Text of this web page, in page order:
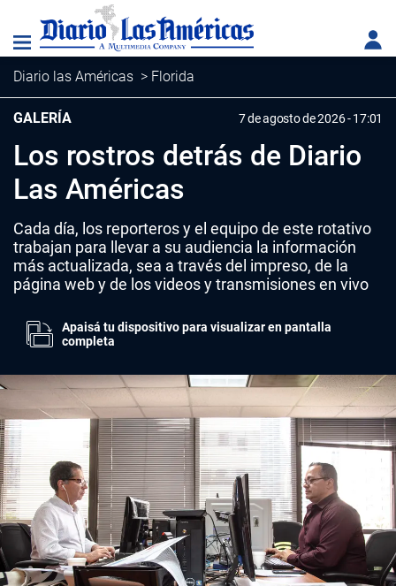
Diario las Américas > Florida
GALERÍA 7 de agosto de 2026 - 17:01
Los rostros detrás de Diario
Las Américas
Cada día, los reporteros y el equipo de este rotativo
trabajan para llevar a su audiencia la información
más actualizada, sea a través del impreso, de la
página web y de los videos y transmisiones en vivo
Apaisá tu dispositivo para visualizar en pantalla
completa